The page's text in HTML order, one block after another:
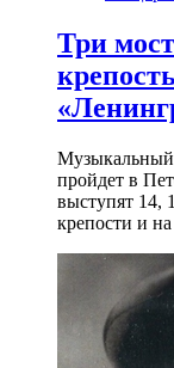
Три
Музыкальный
пройдет в
выступят 14,
крепости и